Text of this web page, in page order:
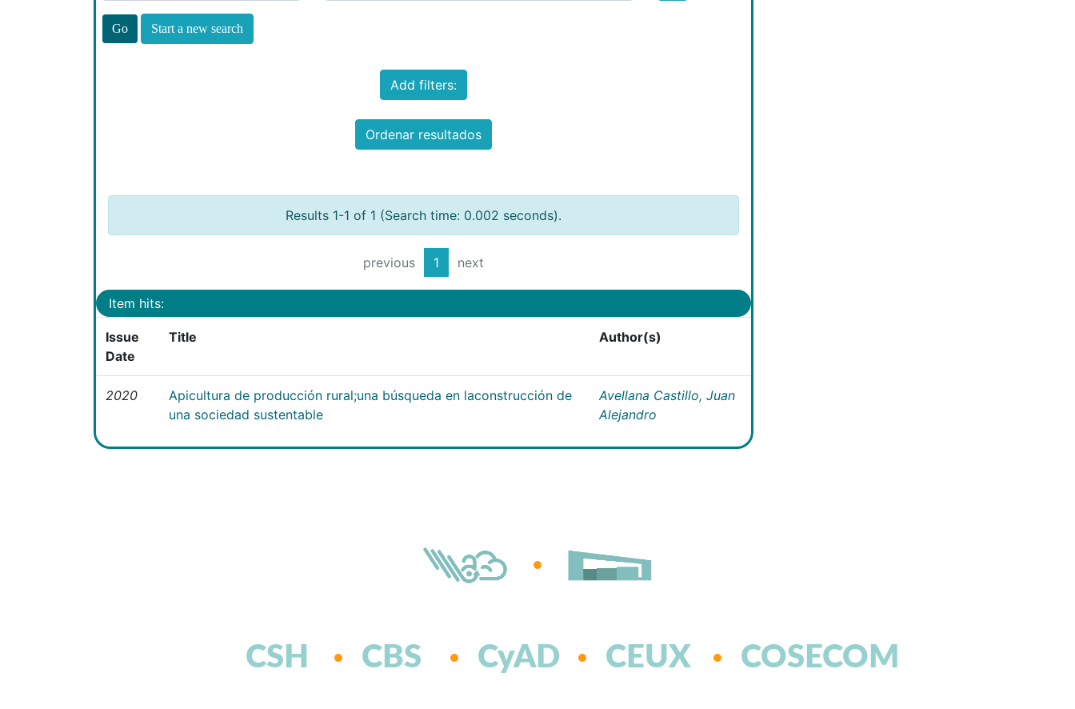
Start a new search
Add filters:
Ordenar resultados
Results 1-1 of 1 (Search time: 0.002 seconds).
previous 1 next
Item hits:
Issue
Date
Title Author(s)
2020
Apicultura de producción rural;una búsqueda en laconstrucción de
una sociedad sustentable
Avellana Castillo, Juan
Alejandro
CSH CBS CyAD CEUX COSECOM